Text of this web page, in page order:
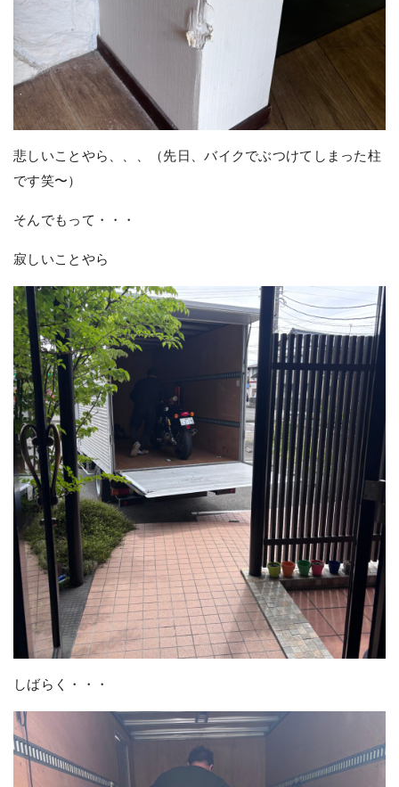
悲しいことやら、、、（先日、バイクでぶつけてしまった柱
です笑〜）
そんでもって・・・
寂しいことやら
しばらく・・・